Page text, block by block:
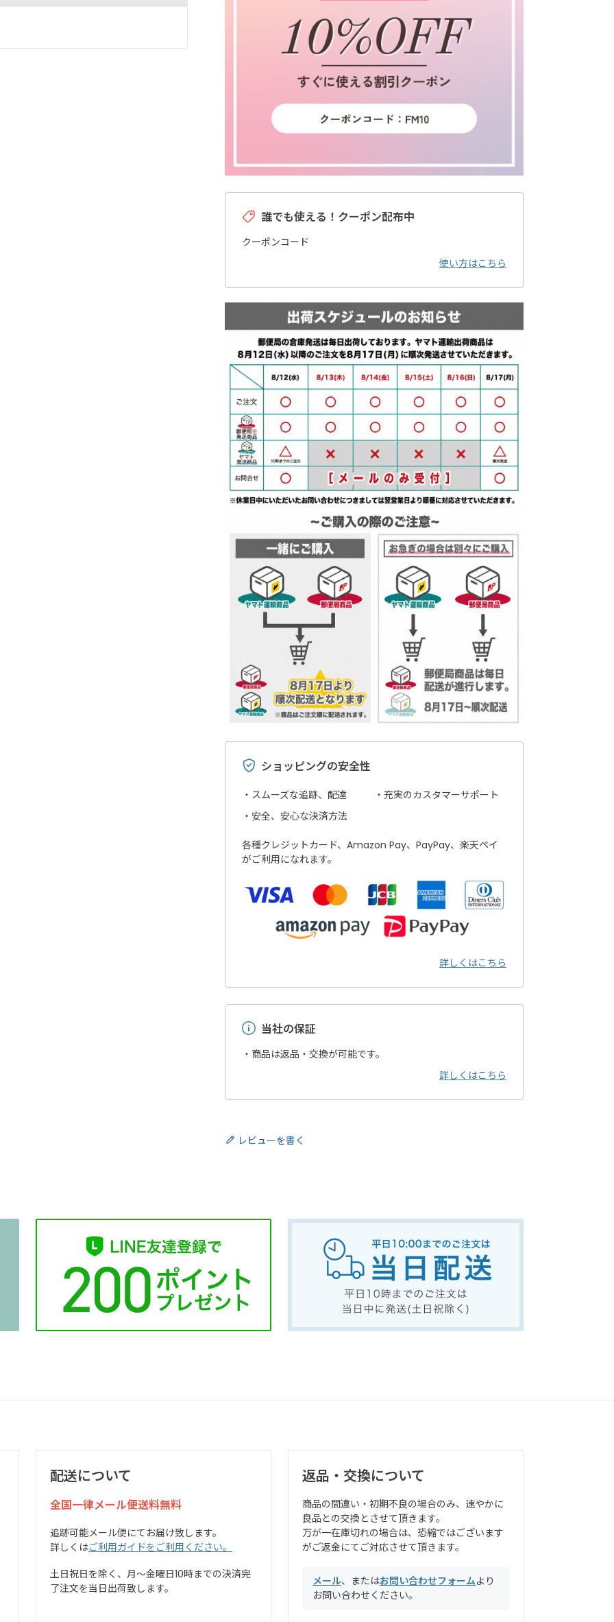
誰でも使える！クーポン配布中
クーポンコード
使い方はこちら
ショッピングの安全性
スムーズな追跡、配達
充実のカスタマーサポート
安全、安心な決済方法
各種クレジットカード、Amazon Pay、PayPay、楽天ペイ
がご利用になれます。
詳しくはこちら
当社の保証
・商品は返品・交換が可能です。
詳しくはこちら
レビューを書く
配送について
全国一律メール便送料無料
追跡可能メール便にてお届け致します。
詳しくはご利用ガイドをご利用ください。
土日祝日を除く、月～金曜日10時までの決済完
了注文を当日出荷致します。
返品・交換について
商品の間違い・初期不良の場合のみ、速やかに
良品との交換とさせて頂きます。
万が一在庫切れの場合は、恐縮ではございます
がご返金にてご対応させて頂きます。
メール、またはお問い合わせフォームより
お問い合わせください。